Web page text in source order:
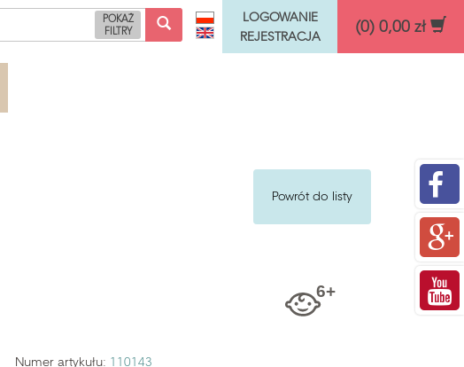
LOGOWANIE
REJESTRACJA
(0) 0,00 zł
POKAŻ
FILTRY
Powrót do listy
Numer artykułu: 110143